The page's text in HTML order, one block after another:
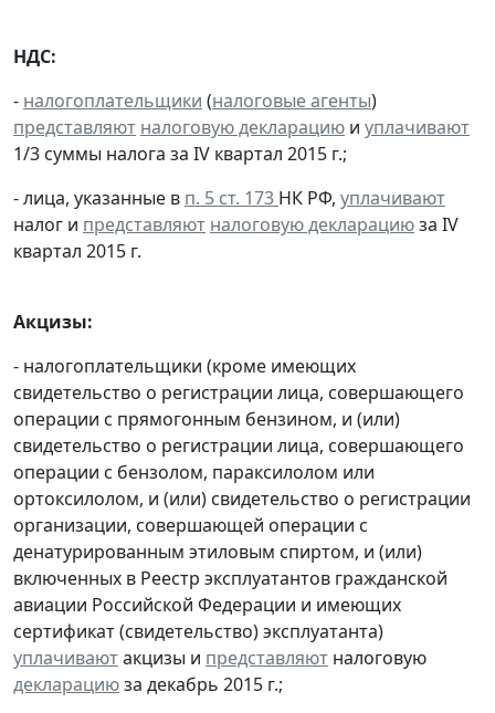
НДС:
- налогоплательщики (налоговые агенты)
представляют налоговую декларацию и уплачивают
1/3 суммы налога за IV квартал 2015 г.;
- лица, указанные в п. 5 ст. 173 НК РФ, уплачивают
налог и представляют налоговую декларациюза IV
квартал 2015 г.
Акцизы:
- налогоплательщики (кроме имеющих
свидетельство о регистрации лица, совершающего
операции с прямогонным бензином, и (или)
свидетельство о регистрации лица, совершающего
операции с бензолом, параксилолом или
ортоксилолом, и (или) свидетельство о регистрации
организации, совершающей операции с
денатурированным этиловым спиртом, и (или)
включенных в Реестр эксплуатантов гражданской
авиации Российской Федерации и имеющих
сертификат (свидетельство) эксплуатанта)
уплачиваютакцизы и представляют налоговую
декларациюза декабрь 2015 г.;